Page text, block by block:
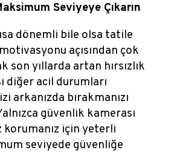
Seviyeye Çıkarın
dönemli bile olsa tatile
açısından çok
son yıllarda artan hırsızlık
diğer acil durumları
arkanızda bırakmanızı
güvenlik kamerası
korumanız için yeterli
seviyede güvenliğe